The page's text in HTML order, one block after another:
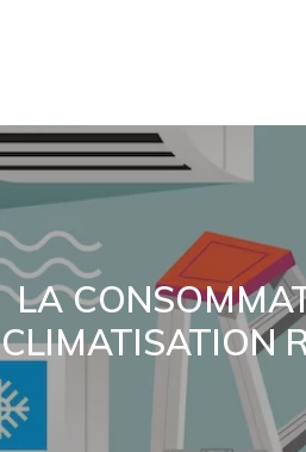
LA
CLIMATISATION